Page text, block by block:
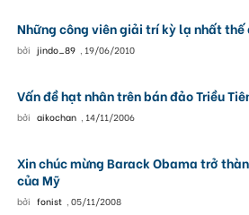
Những công viên giải trí kỳ lạ nhất thế
bởi jindo_89 , 19/06/2010
Vấn đề hạt nhân trên bán đảo Triều
bởi aikochan , 14/11/2006
Xin chúc mừng Barack Obama trở
của Mỹ
bởi fonist , 05/11/2008